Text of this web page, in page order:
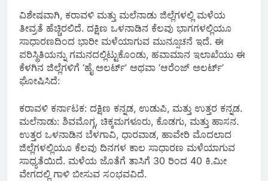
ವಿಶೇಷವಾಗಿ, ಕರಾವಳಿ ಮತ್ತು ಮಲೆನಾಡು ಜಿಲ್ಲೆಗಳಲ್ಲಿ ಮಳೆಯ
ತೀವ್ರತೆ ಹೆಚ್ಚಿರಲಿದೆ. ದಕ್ಷಿಣ ಒಳನಾಡಿನ ಕೆಲವು ಭಾಗಗಳಲ್ಲಿಯೂ
ಸಾಧಾರಣದಿಂದ ಭಾರೀ ಮಳೆಯಾಗುವ ಮುನ್ಸೂಚನೆ ಇದೆ. ಈ
ಪರಿಸ್ಥಿತಿಯನ್ನು ಗಮನದಲ್ಲಿಟ್ಟುಕೊಂಡು, ಹವಾಮಾನ ಇಲಾಖೆಯು ಈ
ಕೆಳಗಿನ ಜಿಲ್ಲೆಗಳಿಗೆ ‘ಹೈ ಅಲರ್ಟ್’ ಅಥವಾ ‘ಆರೆಂಜ್ ಅಲರ್ಟ್’
ಘೋಷಿಸಿದೆ:
ಕರಾವಳಿ ಕರ್ನಾಟಕ: ದಕ್ಷಿಣ ಕನ್ನಡ, ಉಡುಪಿ, ಮತ್ತು ಉತ್ತರ ಕನ್ನಡ.
ಮಲೆನಾಡು: ಶಿವಮೊಗ್ಗ, ಚಿಕ್ಕಮಗಳೂರು, ಕೊಡಗು, ಮತ್ತು ಹಾಸನ.
ಉತ್ತರ ಒಳನಾಡಿನ ಬೆಳಗಾವಿ, ಧಾರವಾಡ, ಹಾವೇರಿ ಮೊದಲಾದ
ಜಿಲ್ಲೆಗಳಲ್ಲಿಯೂ ಕೆಲವು ದಿನಗಳ ಕಾಲ ಸಾಧಾರಣ ಮಳೆಯಾಗುವ
ಸಾಧ್ಯತೆಯಿದೆ. ಮಳೆಯ ಜೊತೆಗೆ ತಾಸಿಗೆ 30 ರಿಂದ 40 ಕಿ.ಮೀ
ವೇಗದಲ್ಲಿ ಗಾಳಿ ಬೀಸುವ ಸಂಭವವಿದೆ.